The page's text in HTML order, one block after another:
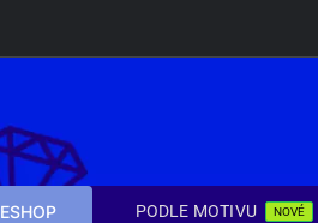
ESHOP PODLE MOTIVU NOVÉ